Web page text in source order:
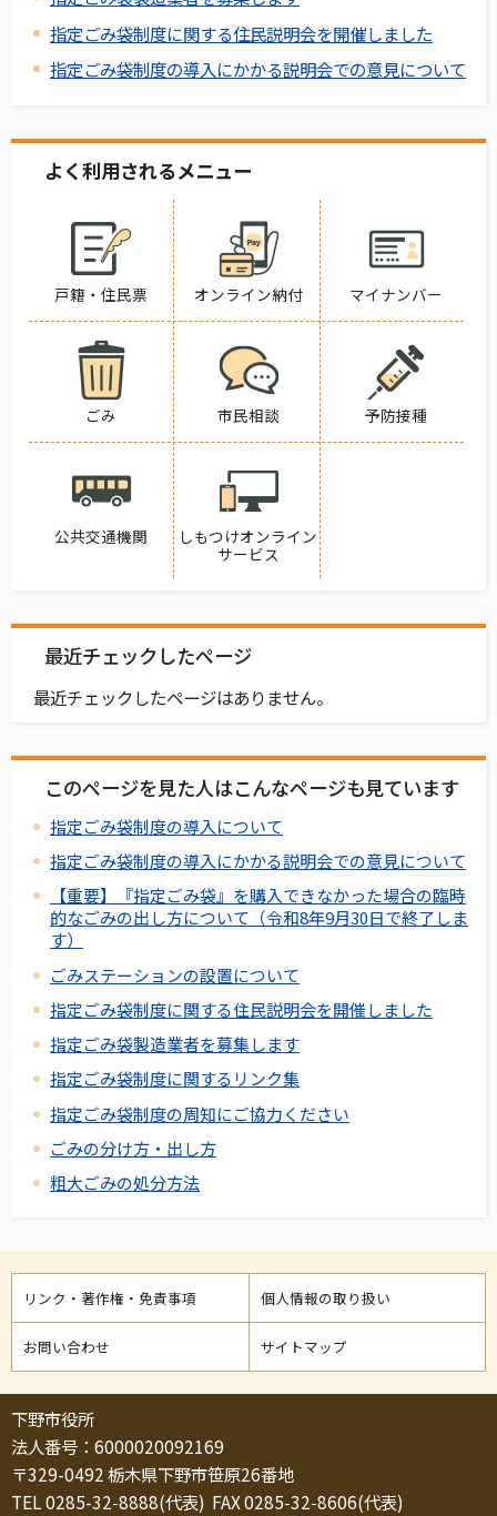
指定ごみ袋制度に関する住民説明会を開催しました
指定ごみ袋制度の導入にかかる説明会での意見について
よく利用されるメニュー
戸籍・住民票 オンライン納付 マイナンバー
ごみ 市民相談 予防接種
公共交通機関
しもつけオンライン
サービス
最近チェックしたページ
最近チェックしたページはありません。
このページを見た人はこんなページも見ています
指定ごみ袋制度の導入について
指定ごみ袋制度の導入にかかる説明会での意見について
【重要】『指定ごみ袋』を購入できなかった場合の臨時
的なごみの出し方について（令和8年9月30日で終了しま
す）
ごみステーションの設置について
指定ごみ袋制度に関する住民説明会を開催しました
指定ごみ袋製造業者を募集します
指定ごみ袋制度に関するリンク集
指定ごみ袋制度の周知にご協力ください
ごみの分け方・出し方
粗大ごみの処分方法
リンク・著作権・免責事項 個人情報の取り扱い
お問い合わせ サイトマップ
下野市役所
法人番号：6000020092169
〒329-0492 栃木県下野市笹原26番地
TEL 0285-32-8888(代表) FAX 0285-32-8606(代表)